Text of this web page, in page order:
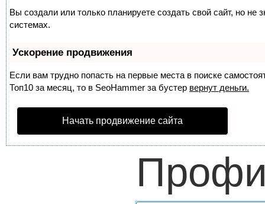
Вы создали или только планируете создать свой сайт, но
системах.
Ускорение продвижения
Если вам трудно попасть на первые места в поиске
Топ10 за месяц, то в SeoHammer за бустер вернут деньги.
Начать продвижение сайта